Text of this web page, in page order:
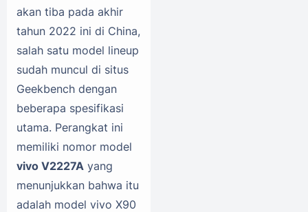
akan tiba pada akhir
tahun 2022 ini di China,
salah satu model lineup
sudah muncul di situs
Geekbench dengan
beberapa spesifikasi
utama. Perangkat ini
memiliki nomor model
vivo V2227A yang
menunjukkan bahwa itu
adalah model vivo X90